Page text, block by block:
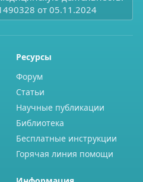
от 05.11.2024
Ресурсы
Форум
Статьи
Научные публикации
Библиотека
Бесплатные инструкции
Горячая линия помощи